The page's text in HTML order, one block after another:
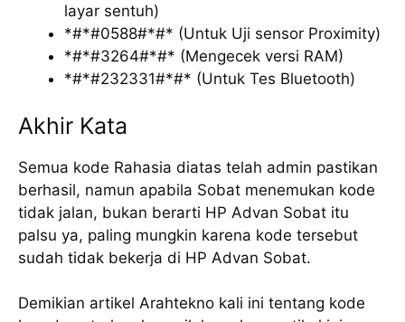
layar sentuh)
*#*#0588#*#* (Untuk Uji sensor Proximity)
*#*#3264#*#* (Mengecek versi RAM)
*#*#232331#*#* (Untuk Tes Bluetooth)
Akhir Kata
Semua kode Rahasia diatas telah admin pastikan
berhasil, namun apabila Sobat menemukan kode
tidak jalan, bukan berarti HP Advan Sobat itu
palsu ya, paling mungkin karena kode tersebut
sudah tidak bekerja di HP Advan Sobat.
Demikian artikel Arahtekno kali ini tentang kode